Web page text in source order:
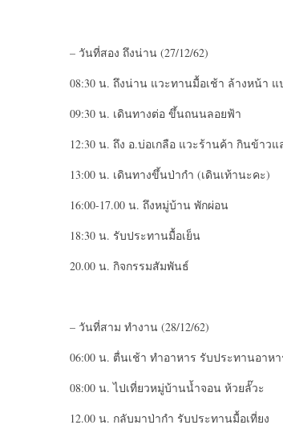
– วันที่สอง ถึงน่าน (27/12/62)
08:30 น. ถึงน่าน แวะทานมื้อเช้า ล้างหน้า
09:30 น. เดินทางต่อ ขึ้นถนนลอยฟ้า
12:30 น. ถึง อ.บ่อเกลือ แวะร้านค้า กินข้าว
13:00 น. เดินทางขึ้นป่ากำ (เดินเท้านะคะ)​
16:00-17.00 น. ถึงหมู่บ้าน พักผ่อน
18:30 น. รับประทานมื้อเย็น
20.00 น. กิจกรรมสัมพันธ์
– วันที่สาม ทำงาน (28/12/62)
06:00 น. ตื่นเช้า ทำอาหาร รับประทานอาหา
08:00 น. ไปเที่ยวหมู่บ้านน้ำจอน ห้วย​ลั​๊​วะ​
12.00 น. กลับมาป่ากำ รับประทานมื้อเที่ยง